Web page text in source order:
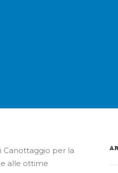
Canottaggio per la
alle ottime